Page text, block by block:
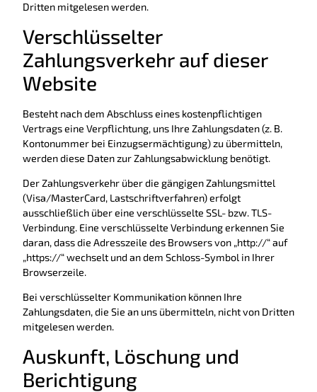
Dritten mitgelesen werden.
Verschlüsselter
Zahlungsverkehr auf dieser
Website
Besteht nach dem Abschluss eines kostenpflichtigen
Vertrags eine Verpflichtung, uns Ihre Zahlungsdaten (z. B.
Kontonummer bei Einzugsermächtigung) zu übermitteln,
werden diese Daten zur Zahlungsabwicklung benötigt.
Der Zahlungsverkehr über die gängigen Zahlungsmittel
(Visa/MasterCard, Lastschriftverfahren) erfolgt
ausschließlich über eine verschlüsselte SSL- bzw. TLS-
Verbindung. Eine verschlüsselte Verbindung erkennen Sie
daran, dass die Adresszeile des Browsers von „http://“ auf
„https://“ wechselt und an dem Schloss-Symbol in Ihrer
Browserzeile.
Bei verschlüsselter Kommunikation können Ihre
Zahlungsdaten, die Sie an uns übermitteln, nicht von Dritten
mitgelesen werden.
Auskunft, Löschung und
Berichtigung